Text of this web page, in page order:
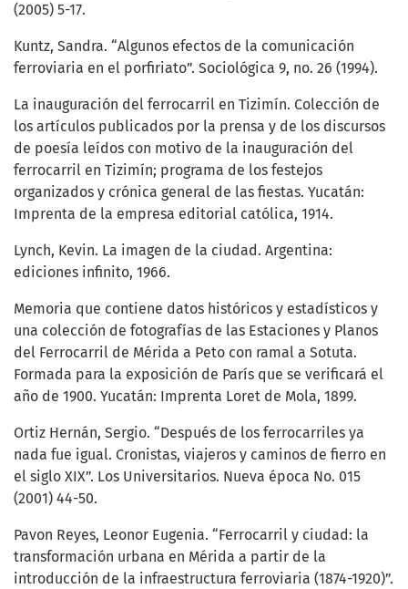
(2005) 5-17.
Kuntz, Sandra. “Algunos efectos de la comunicación
ferroviaria en el porfiriato”. Sociológica 9, no. 26 (1994).
La inauguración del ferrocarril en Tizimín. Colección de
los artículos publicados por la prensa y de los discursos
de poesía leídos con motivo de la inauguración del
ferrocarril en Tizimín; programa de los festejos
organizados y crónica general de las fiestas. Yucatán:
Imprenta de la empresa editorial católica, 1914.
Lynch, Kevin. La imagen de la ciudad. Argentina:
ediciones infinito, 1966.
Memoria que contiene datos históricos y estadísticos y
una colección de fotografías de las Estaciones y Planos
del Ferrocarril de Mérida a Peto con ramal a Sotuta.
Formada para la exposición de París que se verificará el
año de 1900. Yucatán: Imprenta Loret de Mola, 1899.
Ortiz Hernán, Sergio. “Después de los ferrocarriles ya
nada fue igual. Cronistas, viajeros y caminos de fierro en
el siglo XIX”. Los Universitarios. Nueva época No. 015
(2001) 44-50.
Pavon Reyes, Leonor Eugenia. “Ferrocarril y ciudad: la
transformación urbana en Mérida a partir de la
introducción de la infraestructura ferroviaria (1874-1920)”.